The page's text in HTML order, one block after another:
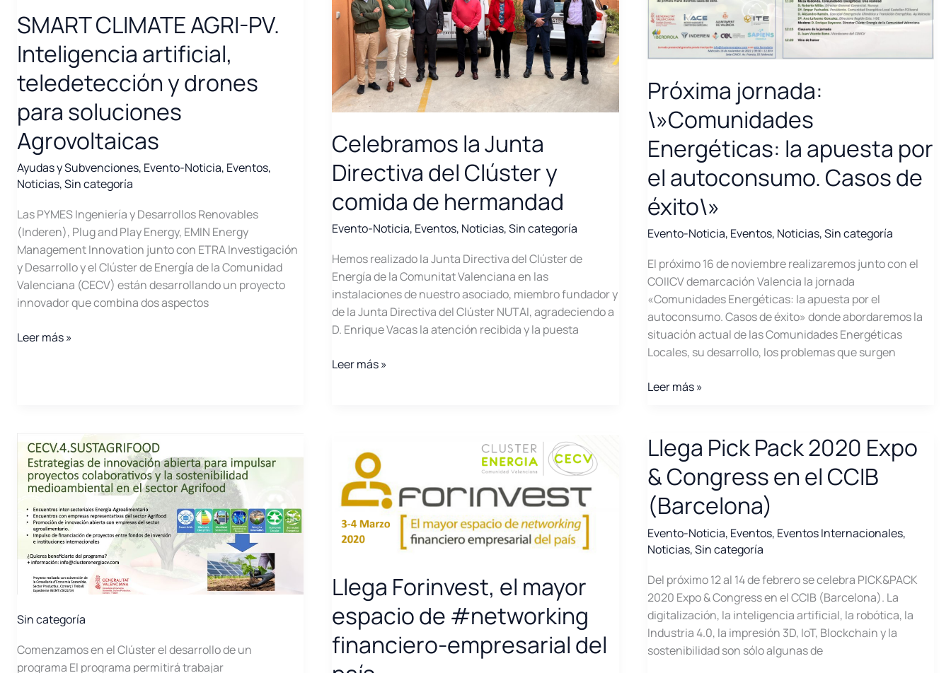
empresas”!
20
marzo
SMART CLIMATE AGRI-PV.
Inteligencia artificial,
teledetección y drones
para soluciones
Agrovoltaicas
Ayudas y Subvenciones, Evento-Noticia, Eventos,
Noticias,Sin categoría
Las PYMES Ingeniería y Desarrollos Renovables
(Inderen), Plug and Play Energy, EMIN Energy
Management Innovation junto con ETRA Investigación
y Desarrollo y el Clúster de Energía de la Comunidad
Valenciana (CECV) están desarrollando un proyecto
innovador que combina dos aspectos
SMART
teledetección
drones
para
soluciones
Agrovoltaicas
Leer más »
Celebramos la Junta
Directiva del Clúster y
comida de hermandad
Evento-Noticia, Eventos, Noticias,Sin categoría
Hemos realizado la Junta Directiva del Clúster de
Energía de la Comunitat Valenciana en las
instalaciones de nuestro asociado, miembro fundador y
de la Junta Directiva del Clúster NUTAI, agradeciendo a
D. Enrique Vacas la atención recibida y la puesta
Celebramos
Clúster
comida
de
hermandad
Leer más »
Próxima jornada:
\»Comunidades
Energéticas: la apuesta por
el autoconsumo. Casos de
éxito\»
Evento-Noticia, Eventos, Noticias,Sin categoría
El próximo 16 de noviembre realizaremos junto con el
COIICV demarcación Valencia la jornada
«Comunidades Energéticas: la apuesta por el
autoconsumo. Casos de éxito» donde abordaremos la
situación actual de las Comunidades Energéticas
Locales, su desarrollo, los problemas que surgen
Próxima
Energéticas:
la
apuesta
por
el
autoconsumo.
Casos
éxito\»
Leer más »
Sin categoría
Comenzamos en el Clúster el desarrollo de un
programa El programa permitirá trabajar
Llega Forinvest, el mayor
espacio de #networking
financiero-empresarial del
Llega Pick Pack 2020 Expo
& Congress en el CCIB
(Barcelona)
Evento-Noticia, Eventos, Eventos Internacionales,
Noticias,Sin categoría
Del próximo 12 al 14 de febrero se celebra PICK&PACK
2020 Expo & Congress en el CCIB (Barcelona). La
digitalización, la inteligencia artificial, la robótica, la
Industria 4.0, la impresión 3D, IoT, Blockchain y la
sostenibilidad son sólo algunas de